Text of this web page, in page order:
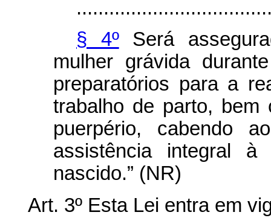
§ 4ºSerá
mulher grávida
preparatórios para a
trabalho de parto,
puerpério, cabendo
assistência integral
nascido.” (NR)
Art. 3º Esta Lei entra em